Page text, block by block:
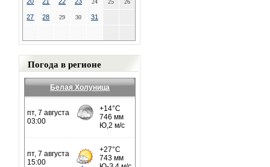
24 25 26
27 28 29 30 31
Погода в регионе
Белая Холуница